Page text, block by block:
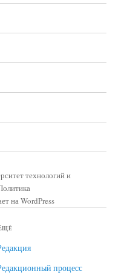
технологий и
на WordPress
процесс